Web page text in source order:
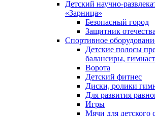
Детский научно-
«Зарница»
Безопасный город
Защитник отечества
Спортивное
Детские полосы
балансиры,
Ворота
Детский фитнес
Диски, ролики
Для развития
Игры
Мячи для детского